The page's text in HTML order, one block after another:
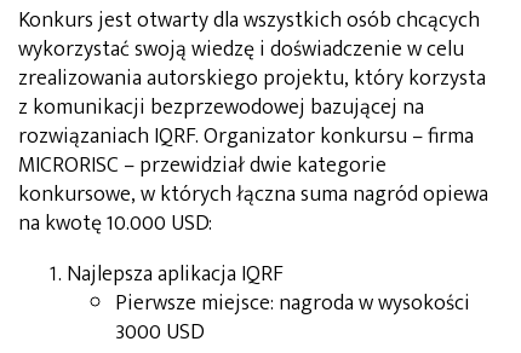
Konkurs jest otwarty dla wszystkich osób chcących
wykorzystać swoją wiedzę i doświadczenie w celu
zrealizowania autorskiego projektu, który korzysta
z komunikacji bezprzewodowej bazującej na
rozwiązaniach IQRF. Organizator konkursu – firma
MICRORISC – przewidział dwie kategorie
konkursowe, w których łączna suma nagród opiewa
na kwotę 10.000 USD:
Najlepsza aplikacja IQRF
Pierwsze miejsce: nagroda w wysokości
3000 USD